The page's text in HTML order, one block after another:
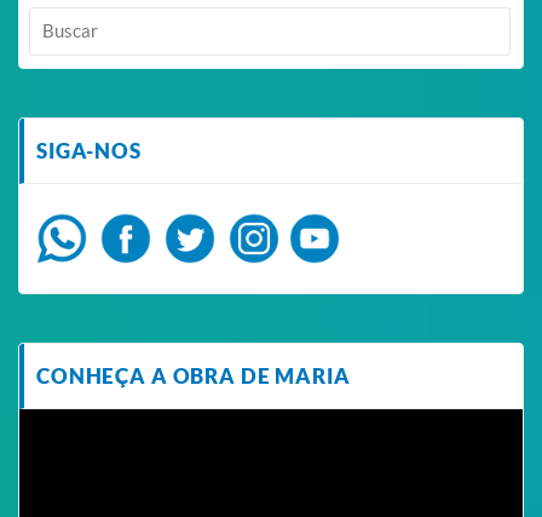
SIGA-NOS
CONHEÇA A OBRA DE MARIA